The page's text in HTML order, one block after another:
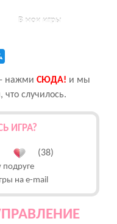
В мои игры
- нажми CЮДА! и мы
что случилось.
ИГРА?
(38)
подруге
на e-mail